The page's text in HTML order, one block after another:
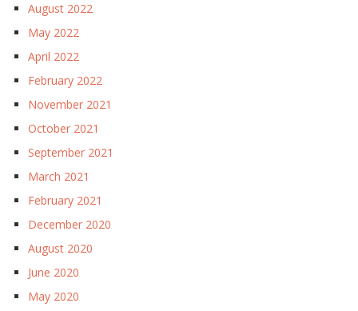
August 2022
May 2022
April 2022
February 2022
November 2021
October 2021
September 2021
March 2021
February 2021
December 2020
August 2020
June 2020
May 2020